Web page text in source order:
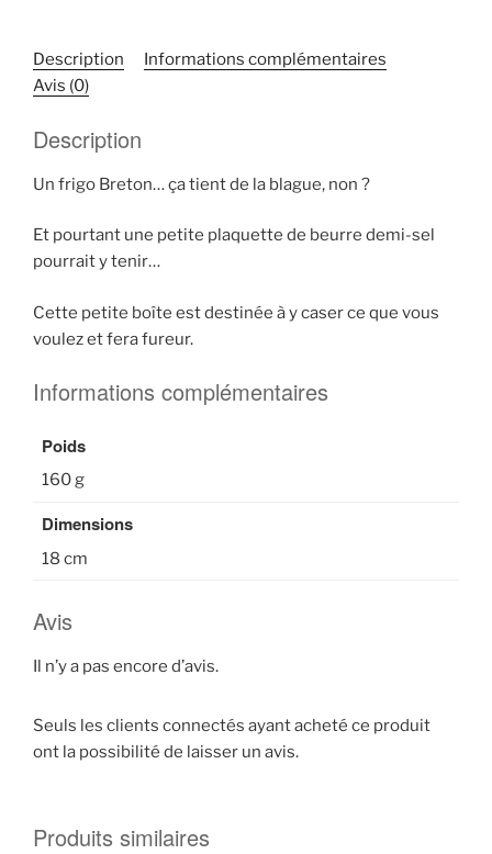
Description
Informations complémentaires
Avis (0)
Description
Un frigo Breton… ça tient de la blague, non ?
Et pourtant une petite plaquette de beurre demi-sel
pourrait y tenir…
Cette petite boîte est destinée à y caser ce que vous
voulez et fera fureur.
Informations complémentaires
Poids
160 g
Dimensions
18 cm
Avis
Il n’y a pas encore d’avis.
Seuls les clients connectés ayant acheté ce produit
ont la possibilité de laisser un avis.
Produits similaires